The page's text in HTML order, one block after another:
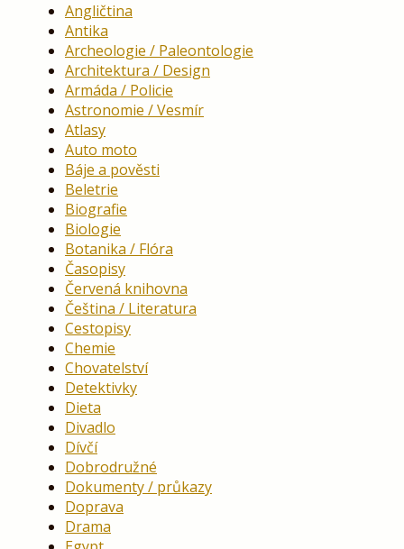
Angličtina
Antika
Archeologie / Paleontologie
Architektura / Design
Armáda / Policie
Astronomie / Vesmír
Atlasy
Auto moto
Báje a pověsti
Beletrie
Biografie
Biologie
Botanika / Flóra
Časopisy
Červená knihovna
Čeština / Literatura
Cestopisy
Chemie
Chovatelství
Detektivky
Dieta
Divadlo
Dívčí
Dobrodružné
Dokumenty / průkazy
Doprava
Drama